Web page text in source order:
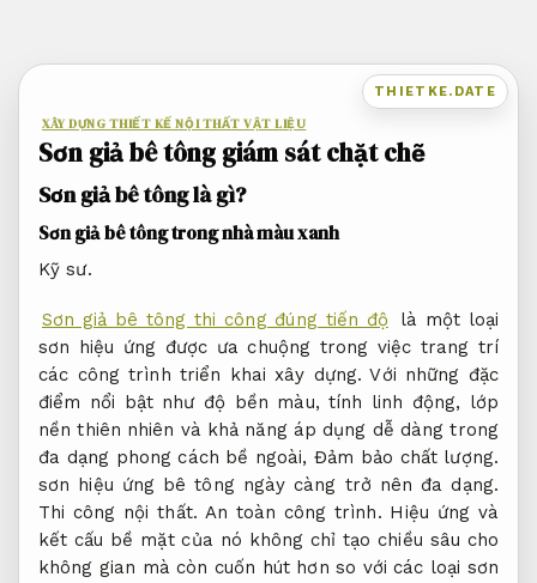
THIETKE.DATE
XÂY DỰNG THIẾT KẾ NỘI THẤT VẬT LIỆU
Sơn giả bê tông giám sát chặt chẽ
Sơn giả bê tông là gì?
Sơn giả bê tông trong nhà màu xanh
Kỹ sư.
Sơn giả bê tông thi công đúng tiến độ
là một loại
sơn hiệu ứng được ưa chuộng trong việc trang trí
các công trình triển khai xây dựng. Với những đặc
điểm nổi bật như độ bền màu, tính linh động, lớp
nền thiên nhiên và khả năng áp dụng dễ dàng trong
đa dạng phong cách bề ngoài,Đảm bảo chất lượng.
sơn hiệu ứng bê tông ngày càng trở nên đa dạng.
Thi công nội thất. An toàn công trình. Hiệu ứng và
kết cấu bề mặt của nó không chỉ tạo chiều sâu cho
không gian mà còn cuốn hút hơn so với các loại sơn